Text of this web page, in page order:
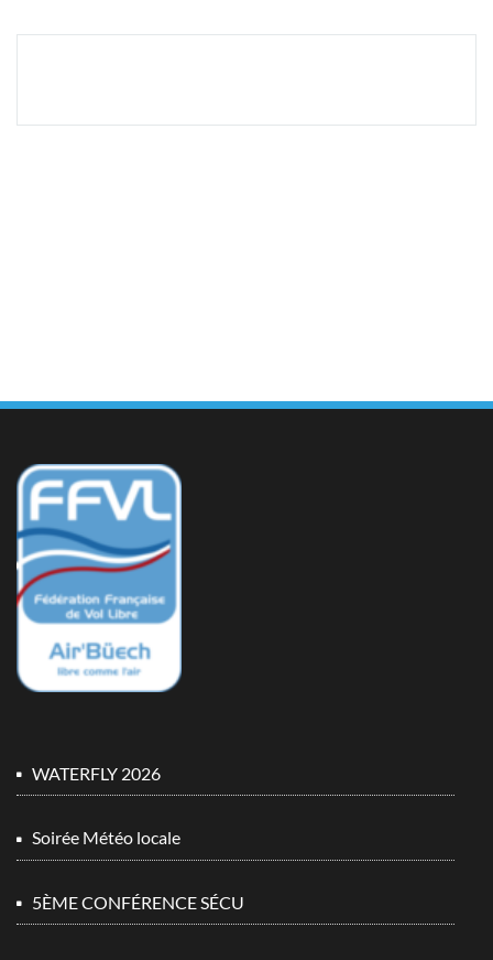
WATERFLY 2026
Soirée Météo locale
5ÈME CONFÉRENCE SÉCU